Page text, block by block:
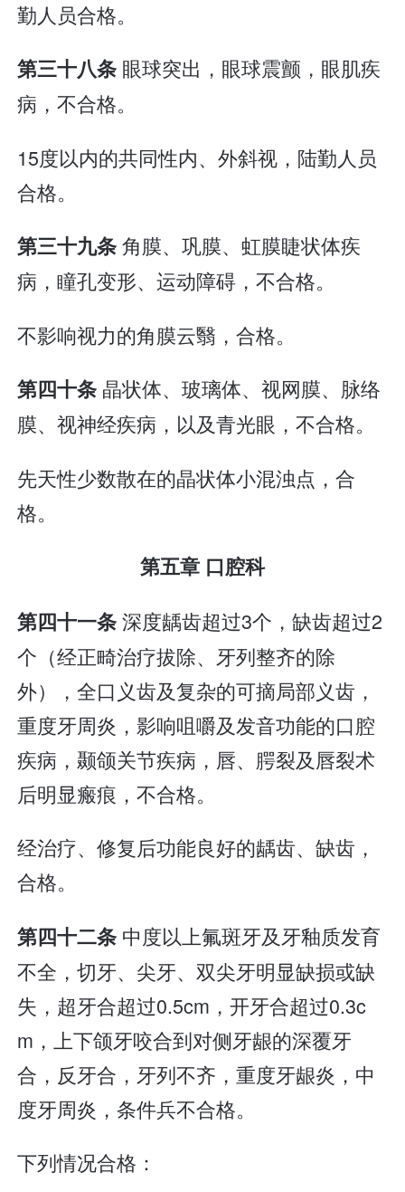
勤人员合格。
第三十八条 眼球突出，眼球震颤，眼肌疾
病，不合格。
15度以内的共同性内、外斜视，陆勤人员
合格。
第三十九条角膜、巩膜、虹膜睫状体疾
病，瞳孔变形、运动障碍，不合格。
不影响视力的角膜云翳，合格。
第四十条 晶状体、玻璃体、视网膜、脉络
膜、视神经疾病，以及青光眼，不合格。
先天性少数散在的晶状体小混浊点，合
格。
第五章 口腔科
第四十一条深度龋齿超过3个，缺齿超过2
个（经正畸治疗拔除、牙列整齐的除
外），全口义齿及复杂的可摘局部义齿，
重度牙周炎，影响咀嚼及发音功能的口腔
疾病，颞颌关节疾病，唇、腭裂及唇裂术
后明显瘢痕，不合格。
经治疗、修复后功能良好的龋齿、缺齿，
合格。
第四十二条 中度以上氟斑牙及牙釉质发育
不全，切牙、尖牙、双尖牙明显缺损或缺
失，超牙合超过0.5cm，开牙合超过0.3c
m，上下颌牙咬合到对侧牙龈的深覆牙
合，反牙合，牙列不齐，重度牙龈炎，中
度牙周炎，条件兵不合格。
下列情况合格：